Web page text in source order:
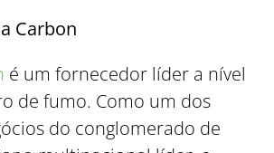
Carbon
é um fornecedor líder a nível
de fumo. Como um dos
do conglomerado de